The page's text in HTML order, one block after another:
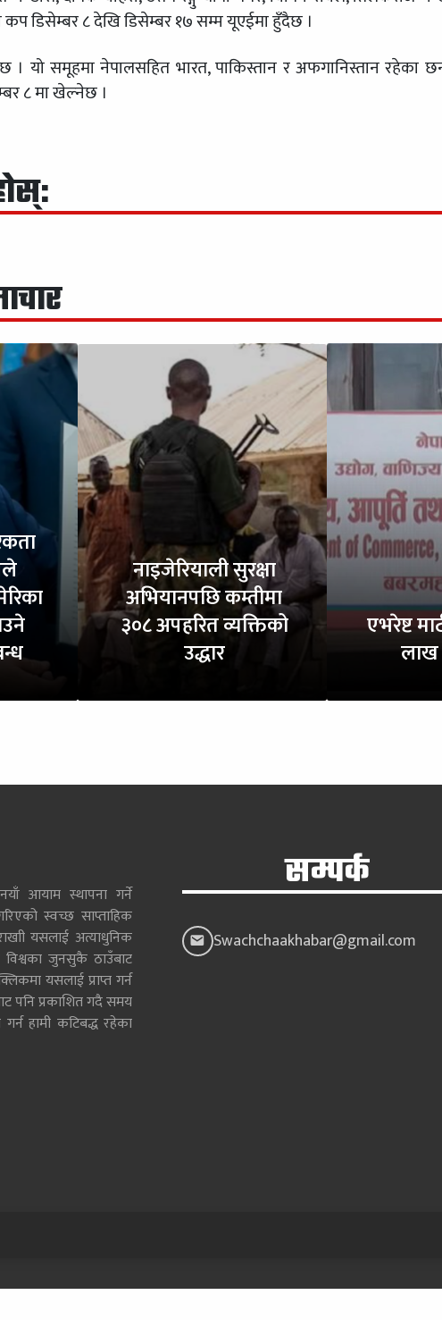
कप डिसेम्बर ८ देखि डिसेम्बर १७ सम्म यूएईमा हुँदैछ ।
। यो समूहमा नेपालसहित भारत, पाकिस्तान र अफगानिस्तान रहेका
८ मा खेल्नेछ ।
नाइजेरियाली सुरक्षा
अभियानपछि कम्तीमा
३०८ अपहरित व्यक्तिको
उद्धार
एभरेष्ट
लाख
आयाम स्थापना गर्ने
स्वच्छ साप्ताहिक
यसलाई अत्याधुनिक
विश्वका जुनसुकै ठाउँबाट
यसलाई प्राप्त गर्न
पनि प्रकाशित गदै समय
गर्न हामी कटिबद्ध रहेका
सम्पर्क
Swachchaakhabar@gmail.com